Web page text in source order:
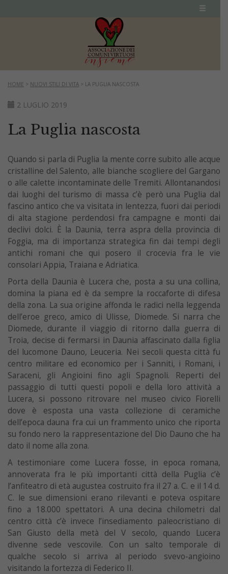
HOME > NUOVI STILI DI VITA > LA PUGLIA NASCOSTA
2 LUGLIO 2019
La Puglia nascosta
Quando si parla di Puglia la mente corre subito alle acque
cristalline del Salento, alle bianche scogliere del Gargano
o alle calette incontaminate delle Tremiti. Allontanandosi
dai luoghi del turismo di massa c’è però una Puglia dal
fascino antico che va visitata in lentezza, fuori dai periodi
di alta stagione perdendosi fra campagne e monti dai
declivi dolci. È la Daunia, terra aspra della provincia di
Foggia, ma di importanza strategica fin dai tempi degli
antichi romani che qui posero il crocevia fra le vie
consolari Appia, Traiana e Adriatica.
Porta della Daunia è Lucera che, posta a su una collina,
domina la piana ed è da sempre la roccaforte di difesa
della zona. La sua origine affonda le radici nella leggenda
dell’eroe greco, amico di Ulisse, Diomede. Si narra che
Diomede, durante il viaggio di ritorno dalla guerra di
Troia, decise di fermarsi in Daunia affascinato dalla figlia
del lucomone Dauno, Leuceria. Nei secoli questa città fu
centro militare ed economico per i Sanniti, i Romani, i
Saraceni, gli Angioini fino agli Spagnoli. Reperti del
passaggio di tutti questi popoli e della loro attività a
Lucera, si possono ritrovare nel museo civico Fiorelli
dove è esposta una vasta collezione di ceramiche
dell’epoca dauna fra cui un frammento unico che riporta
su fondo nero la rappresentazione del Dio Dauno che ha
dato il nome alla zona.
A testimoniare come Lucera fosse, in epoca romana,
annoverata fra le più importanti città della Puglia c’è
l’anfiteatro di età augustea costruito fra il 27 a. C. e il 14 d.
C. le sue dimensioni erano rilevanti e poteva ospitare
fino a 18.000 spettatori. A una decina chilometri dal
centro città c’è invece l’insediamento paleocristiano di
San Giusto della metà del V secolo, quando Lucera
divenne sede vescovile. Con un salto temporale di
qualche secolo si arriva al periodo svevo-angioino
visitando la fortezza di Federico II.